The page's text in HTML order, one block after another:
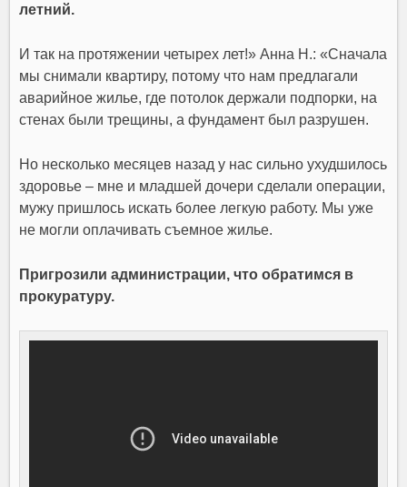
летний.
И так на протяжении четырех лет!» Анна Н.: «Сначала
мы снимали квартиру, потому что нам предлагали
аварийное жилье, где потолок держали подпорки, на
стенах были трещины, а фундамент был разрушен.
Но несколько месяцев назад у нас сильно ухудшилось
здоровье – мне и младшей дочери сделали операции,
мужу пришлось искать более легкую работу. Мы уже
не могли оплачивать съемное жилье.
Пригрозили администрации, что обратимся в
прокуратуру.